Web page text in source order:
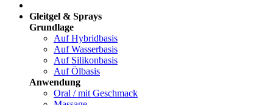
Gleitgel & Sprays
Grundlage
Auf Hybridbasis
Auf Wasserbasis
Auf Silikonbasis
Auf Ölbasis
Anwendung
Oral / mit Geschmack